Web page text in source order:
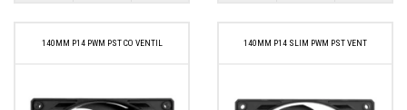
140MM P14 PWM PST CO VENTIL 140MM P14 SLIM PWM PST VENT